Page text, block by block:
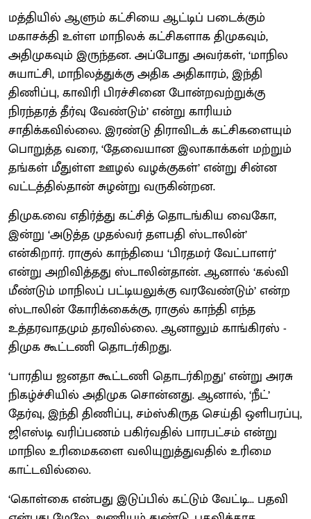
மத்தியில் ஆளும் கட்சியை ஆட்டிப் படைக்கும்
மகாசக்தி உள்ள மாநிலக் கட்சிகளாக திமுகவும்,
அதிமுகவும் இருந்தன. அப்போது அவர்கள், ‘மாநில
சுயாட்சி, மாநிலத்துக்கு அதிக அதிகாரம், இந்தி
திணிப்பு, காவிரி பிரச்சினை போன்றவற்றுக்கு
நிரந்தரத் தீர்வு வேண்டும்’ என்று காரியம்
சாதிக்கவில்லை. இரண்டு திராவிடக் கட்சிகளையும்
பொறுத்த வரை, ‘தேவையான இலாகாக்கள் மற்றும்
தங்கள் மீதுள்ள ஊழல் வழக்குகள்’ என்று சின்ன
வட்டத்தில்தான் சுழன்று வருகின்றன.
திமுக.வை எதிர்த்து கட்சித் தொடங்கிய வைகோ,
இன்று ‘அடுத்த முதல்வர் தளபதி ஸ்டாலின்’
என்கிறார். ராகுல் காந்தியை ‘பிரதமர் வேட்பாளர்’
என்று அறிவித்தது ஸ்டாலின்தான். ஆனால் ‘கல்வி
மீண்டும்‌ மாநிலப் பட்டியலுக்கு வரவேண்டும்’ என்ற
ஸ்டாலின் கோரிக்கைக்கு, ராகுல் காந்தி எந்த
உத்தரவாதமும் தரவில்லை. ஆனாலும் காங்கிரஸ் -
திமுக கூட்டணி தொடர்கிறது.
‘பாரதிய ஜனதா கூட்டணி தொடர்கிறது’ என்று அரசு
நிகழ்ச்சியில் அதிமுக சொன்னது. ஆனால், ‘நீட்’
தேர்வு, இந்தி திணிப்பு, சம்ஸ்கிருத செய்தி ஒளிபரப்பு,
ஜிஎஸ்டி வரிப்பணம் பகிர்வதில் பாரபட்சம் என்று
மாநில உரிமைகளை வலியுறுத்துவதில் உரிமை
காட்டவில்லை.
‘கொள்கை என்பது இடுப்பில் கட்டும் வேட்டி... பதவி